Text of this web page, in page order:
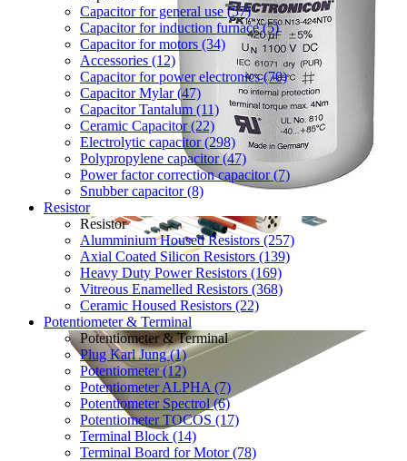
Capacitor for general use (57)
Capacitor for induction furnace (5)
Capacitor for motors (34)
Accessories (12)
Capacitor for power electronics (70)
Capacitor Mylar (47)
Capacitor Tantalum (11)
Ceramic Capacitor (22)
Electrolytic capacitor (298)
Polypropylene capacitor (47)
Power factor correction capacitor (7)
Snubber capacitor (8)
Resistor
Resistor
Alumminium Housed Resistors (257)
Axial Coated Silicon Resistors (139)
Heavy Duty Power Resistors (169)
Vitreous Enamelled Resistors (368)
Ceramic Housed Resistors (22)
Potentiometer & Terminal
Potentiometer & Terminal
Plug Karl Jung (1)
Potentiometer (12)
Potentiometer ALPHA (7)
Potentiometer Spectrol (6)
Potentiometer TOCOS (17)
Terminal Block (14)
Terminal Board for Motor (78)